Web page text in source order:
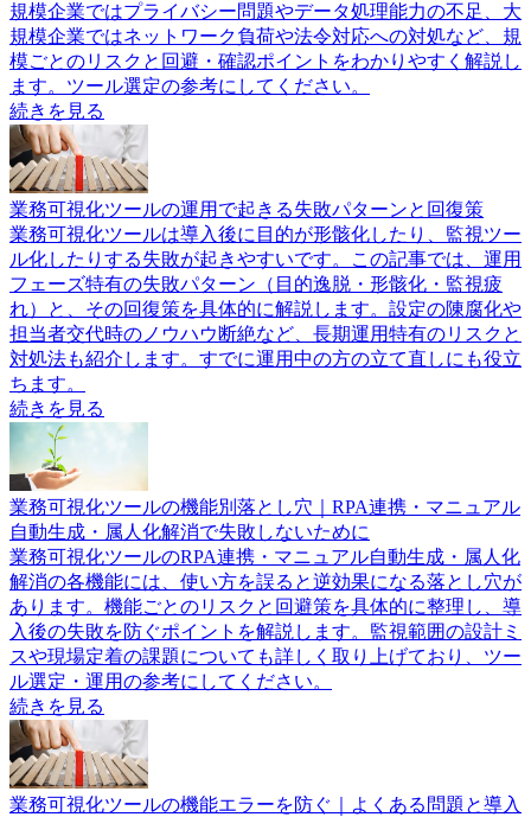
規模企業ではプライバシー問題やデータ処理能力の不足、大
規模企業ではネットワーク負荷や法令対応への対処など、規
模ごとのリスクと回避・確認ポイントをわかりやすく解説し
ます。ツール選定の参考にしてください。
続きを見る
業務可視化ツールの運用で起きる失敗パターンと回復策
業務可視化ツールは導入後に目的が形骸化したり、監視ツー
ル化したりする失敗が起きやすいです。この記事では、運用
フェーズ特有の失敗パターン（目的逸脱・形骸化・監視疲
れ）と、その回復策を具体的に解説します。設定の陳腐化や
担当者交代時のノウハウ断絶など、長期運用特有のリスクと
対処法も紹介します。すでに運用中の方の立て直しにも役立
ちます。
続きを見る
業務可視化ツールの機能別落とし穴｜RPA連携・マニュアル
自動生成・属人化解消で失敗しないために
業務可視化ツールのRPA連携・マニュアル自動生成・属人化
解消の各機能には、使い方を誤ると逆効果になる落とし穴が
あります。機能ごとのリスクと回避策を具体的に整理し、導
入後の失敗を防ぐポイントを解説します。監視範囲の設計ミ
スや現場定着の課題についても詳しく取り上げており、ツー
ル選定・運用の参考にしてください。
続きを見る
業務可視化ツールの機能エラーを防ぐ｜よくある問題と導入